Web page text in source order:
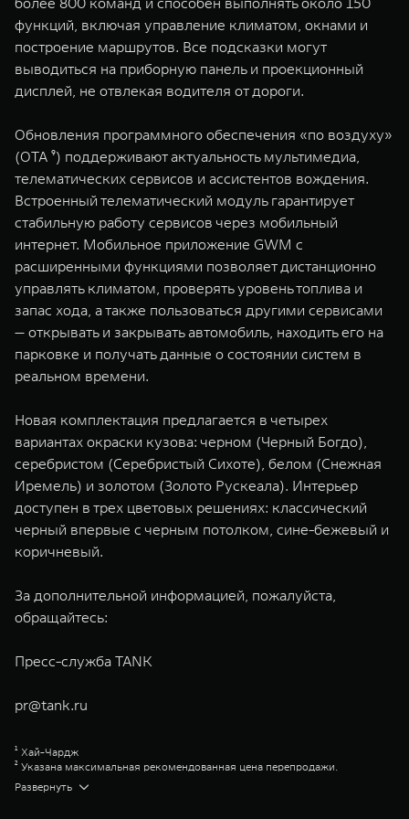
функций, включая управление климатом, окнами и
построение маршрутов. Все подсказки могут
выводиться на приборную панель и проекционный
дисплей, не отвлекая водителя от дороги.
Обновления программного обеспечения «по воздуху»
(OTA ⁹) поддерживают актуальность мультимедиа,
телематических сервисов и ассистентов вождения.
Встроенный телематический модуль гарантирует
стабильную работу сервисов через мобильный
интернет. Мобильное приложение GWM с
расширенными функциями позволяет дистанционно
управлять климатом, проверять уровень топлива и
запас хода, а также пользоваться другими сервисами
— открывать и закрывать автомобиль, находить его на
парковке и получать данные о состоянии систем в
реальном времени.
Новая комплектация предлагается в четырех
вариантах окраски кузова: черном (Черный Богдо),
серебристом (Серебристый Сихоте), белом (Снежная
Иремель) и золотом (Золото Рускеала). Интерьер
доступен в трех цветовых решениях: классический
черный впервые с черным потолком, сине-бежевый и
коричневый.
За дополнительной информацией, пожалуйста,
обращайтесь:
Пресс-служба TANK
pr@tank.ru
¹ Хай-Чардж
² Указана максимальная рекомендованная цена перепродажи.
Уточняйте актуальные розничные цены в салонах дилерских центров
Развернуть